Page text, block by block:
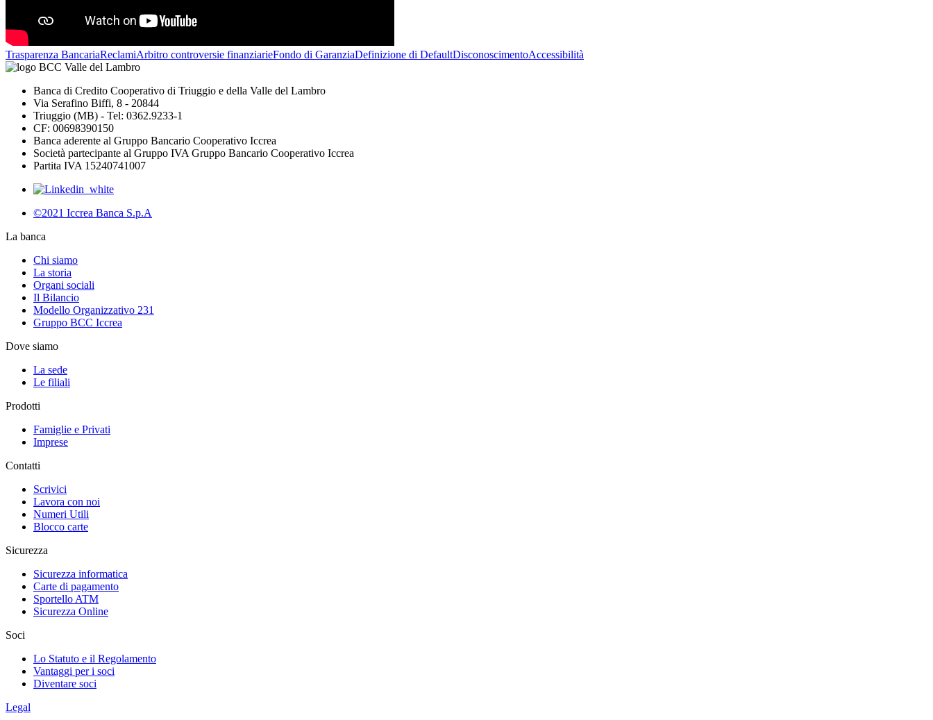
Trasparenza BancariaReclamiArbitro controversie finanziarieFondo di GaranziaDefinizione di DefaultDisconoscimentoAccessibilità
Banca di Credito Cooperativo di Triuggio e della Valle del Lambro
Via Serafino Biffi, 8 - 20844
Triuggio (MB) - Tel: 0362.9233-1
CF: 00698390150
Banca aderente al Gruppo Bancario Cooperativo Iccrea
Società partecipante al Gruppo IVA Gruppo Bancario Cooperativo Iccrea
Partita IVA 15240741007
©2021 Iccrea Banca S.p.A
La banca
Chi siamo
La storia
Organi sociali
Il Bilancio
Modello Organizzativo 231
Gruppo BCC Iccrea
Dove siamo
La sede
Le filiali
Prodotti
Famiglie e Privati
Imprese
Contatti
Scrivici
Lavora con noi
Numeri Utili
Blocco carte
Sicurezza
Sicurezza informatica
Carte di pagamento
Sportello ATM
Sicurezza Online
Soci
Lo Statuto e il Regolamento
Vantaggi per i soci
Diventare soci
Legal